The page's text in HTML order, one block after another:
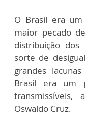
O Brasil era
maior pecado
distribuição
sorte de
grandes
Brasil era um
Oswaldo Cruz.